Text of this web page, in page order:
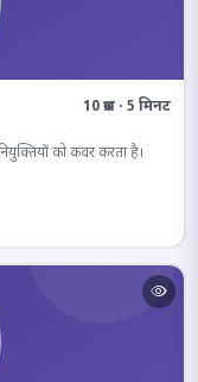
10 प्रश्न · 5 मिनट
को कवर करता है।